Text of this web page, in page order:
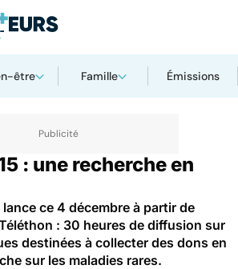
être Famille Émissions
Maladies raresMaladies rares
: une recherche en
ce 4 décembre à partir de
: 30 heures de diffusion sur
destinées à collecter des dons en
sur les maladies rares.